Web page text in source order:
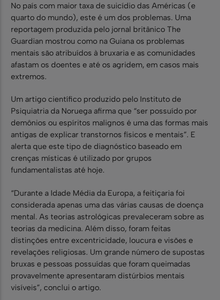
No país com maior taxa de suicídio das Américas (e
quarto do mundo), este é um dos problemas. Uma
reportagem produzida pelo jornal britânico The
Guardian mostrou como na Guiana os problemas
mentais são atribuídos à bruxaria e as comunidades
afastam os doentes e até os agridem, em casos mais
extremos.
Um artigo científico produzido pelo Instituto de
Psiquiatria da Noruega afirma que “ser possuído por
demônios ou espíritos malignos é uma das formas mais
antigas de explicar transtornos físicos e mentais”. E
alerta que este tipo de diagnóstico baseado em
crenças místicas é utilizado por grupos
fundamentalistas até hoje.
“Durante a Idade Média da Europa, a feitiçaria foi
considerada apenas uma das várias causas de doença
mental. As teorias astrológicas prevaleceram sobre as
teorias da medicina. Além disso, foram feitas
distinções entre excentricidade, loucura e visões e
revelações religiosas. Um grande número de supostas
bruxas e pessoas possuídas que foram queimadas
provavelmente apresentaram distúrbios mentais
visíveis”, conclui o artigo.